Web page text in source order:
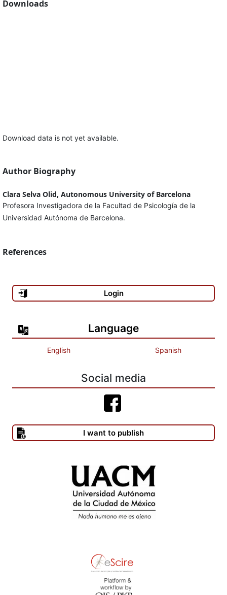
Downloads
Download data is not yet available.
Author Biography
Clara Selva Olid, Autonomous University of Barcelona
Profesora Investigadora de la Facultad de Psicología de la
Universidad Autónoma de Barcelona.
References
Login
Language
English Spanish
Social media
I want to publish